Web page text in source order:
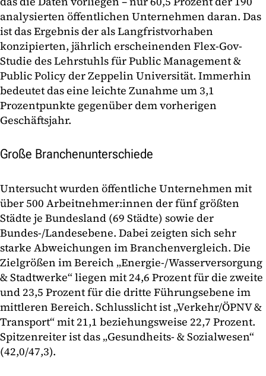
analysierten öffentlichen Unternehmen daran. Das
ist das Ergebnis der als Langfristvorhaben
konzipierten, jährlich erscheinenden Flex-Gov-
Studie des Lehrstuhls für Public Management &
Public Policy der Zeppelin Universität. Immerhin
bedeutet das eine leichte Zunahme um 3,1
Prozentpunkte gegenüber dem vorherigen
Geschäftsjahr.
Große Branchenunterschiede
Untersucht wurden öffentliche Unternehmen mit
über 500 Arbeitnehmer:innen der fünf größten
Städte je Bundesland (69 Städte) sowie der
Bundes-/Landesebene. Dabei zeigten sich sehr
starke Abweichungen im Branchenvergleich. Die
Zielgrößen im Bereich „Energie-/Wasserversorgung
& Stadtwerke“ liegen mit 24,6 Prozent für die zweite
und 23,5 Prozent für die dritte Führungsebene im
mittleren Bereich. Schlusslicht ist „Verkehr/ÖPNV &
Transport“ mit 21,1 beziehungsweise 22,7 Prozent.
Spitzenreiter ist das „Gesundheits- & Sozialwesen“
(42,0/47,3).